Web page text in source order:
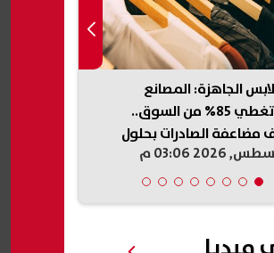
الجاهزة: المصانع
المصرية تغطي 85% من السوق..
الصادرات بحلول